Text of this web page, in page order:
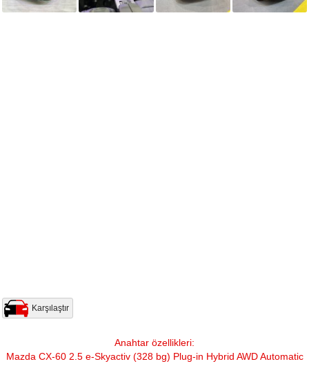
Karşılaştır
Anahtar özellikleri:
Mazda CX-60 2.5 e-Skyactiv (328 bg) Plug-in Hybrid AWD Automatic